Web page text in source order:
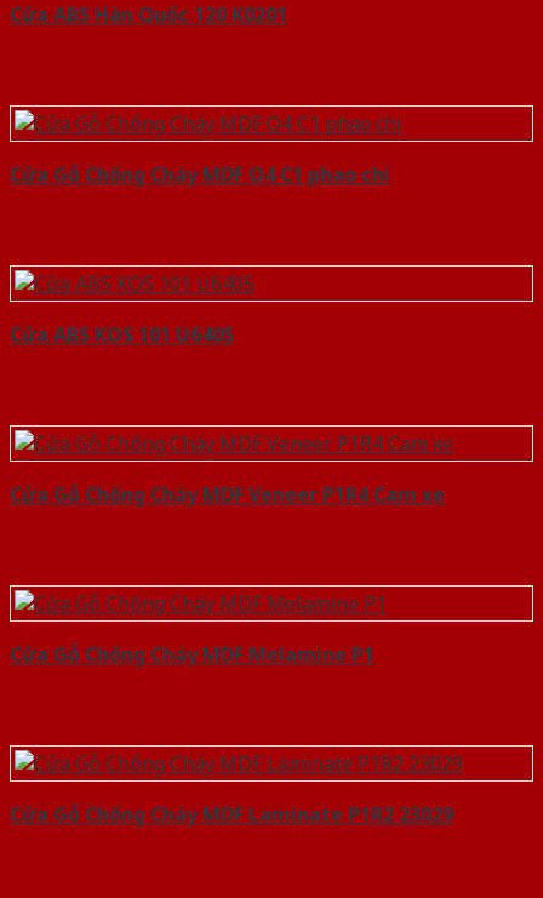
Cửa ABS Hàn Quốc 120 K0201
Cửa Gỗ Chống Cháy MDF O4 C1 phao chi
Cửa ABS KOS 101 U6405
Cửa Gỗ Chống Cháy MDF Veneer P1R4 Cam xe
Cửa Gỗ Chống Cháy MDF Melamine P1
Cửa Gỗ Chống Cháy MDF Laminate P1R2 23029